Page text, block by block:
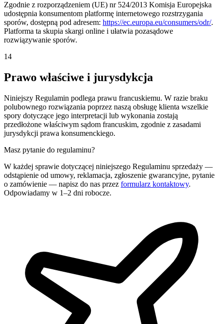
Zgodnie z rozporządzeniem (UE) nr 524/2013 Komisja Europejska
udostępnia konsumentom platformę internetowego rozstrzygania
sporów, dostępną pod adresem: https://ec.europa.eu/consumers/odr/.
Platforma ta skupia skargi online i ułatwia pozasądowe
rozwiązywanie sporów.
14
Prawo właściwe i jurysdykcja
Niniejszy Regulamin podlega prawu francuskiemu. W razie braku
polubownego rozwiązania poprzez naszą obsługę klienta wszelkie
spory dotyczące jego interpretacji lub wykonania zostają
przedłożone właściwym sądom francuskim, zgodnie z zasadami
jurysdykcji prawa konsumenckiego.
Masz pytanie do regulaminu?
W każdej sprawie dotyczącej niniejszego Regulaminu sprzedaży —
odstąpienie od umowy, reklamacja, zgłoszenie gwarancyjne, pytanie
o zamówienie — napisz do nas przez formularz kontaktowy.
Odpowiadamy w 1–2 dni robocze.